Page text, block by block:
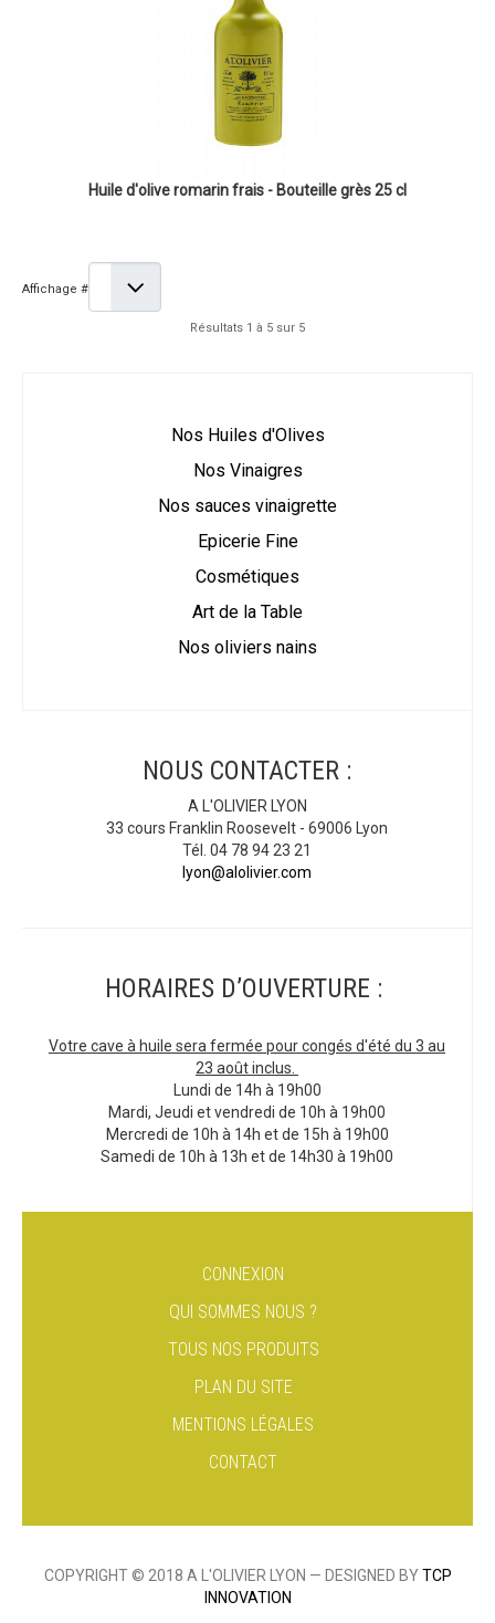
Huile d'olive romarin frais - Bouteille grès 25 cl
Affichage #
Résultats 1 à 5 sur 5
Nos Huiles d'Olives
Nos Vinaigres
Nos sauces vinaigrette
Epicerie Fine
Cosmétiques
Art de la Table
Nos oliviers nains
NOUS CONTACTER :
A L'OLIVIER LYON
33 cours Franklin Roosevelt - 69006 Lyon
Tél. 04 78 94 23 21
lyon@alolivier.com
HORAIRES D’OUVERTURE :
Votre cave à huile sera fermée pour congés d'été du 3 au
23 août inclus.
Lundi de 14h à 19h00
Mardi, Jeudi et vendredi de 10h à 19h00
Mercredi de 10h à 14h et de 15h à 19h00
Samedi de 10h à 13h et de 14h30 à 19h00
CONNEXION
QUI SOMMES NOUS ?
TOUS NOS PRODUITS
PLAN DU SITE
MENTIONS LÉGALES
CONTACT
COPYRIGHT © 2018 A L'OLIVIER LYON — DESIGNED BYTCP
INNOVATION